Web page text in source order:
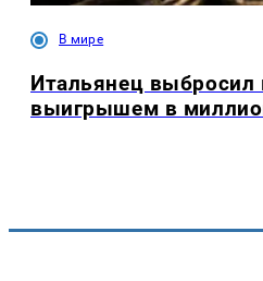
В мире
Итальянец выбросил
выигрышем в